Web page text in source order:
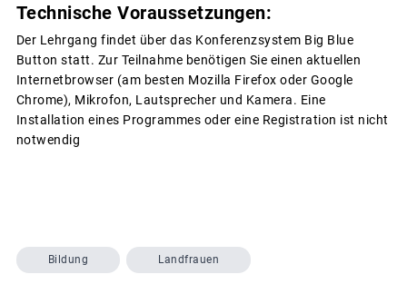
Technische Voraussetzungen:
Der Lehrgang findet über das Konferenzsystem Big Blue
Button statt. Zur Teilnahme benötigen Sie einen aktuellen
Internetbrowser (am besten Mozilla Firefox oder Google
Chrome), Mikrofon, Lautsprecher und Kamera. Eine
Installation eines Programmes oder eine Registration ist nicht
notwendig
Bildung Landfrauen